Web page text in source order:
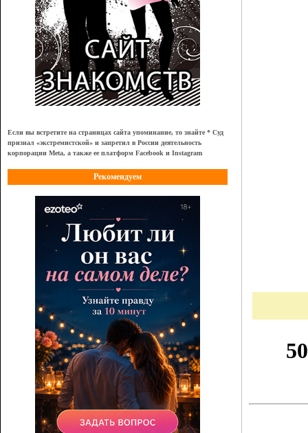
Если вы встретите на страницах сайта упоминание, то знайте * Суд
признал «экстремистской» и запретил в России деятельность
корпорации Meta, а также ее платформ Facebook и Instagram
Рекомендуем